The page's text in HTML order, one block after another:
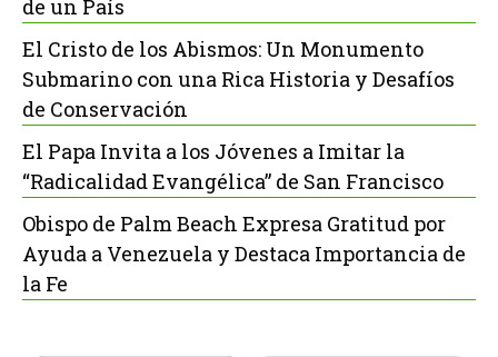
de un País
El Cristo de los Abismos: Un Monumento
Submarino con una Rica Historia y Desafíos
de Conservación
El Papa Invita a los Jóvenes a Imitar la
“Radicalidad Evangélica” de San Francisco
Obispo de Palm Beach Expresa Gratitud por
Ayuda a Venezuela y Destaca Importancia de
la Fe